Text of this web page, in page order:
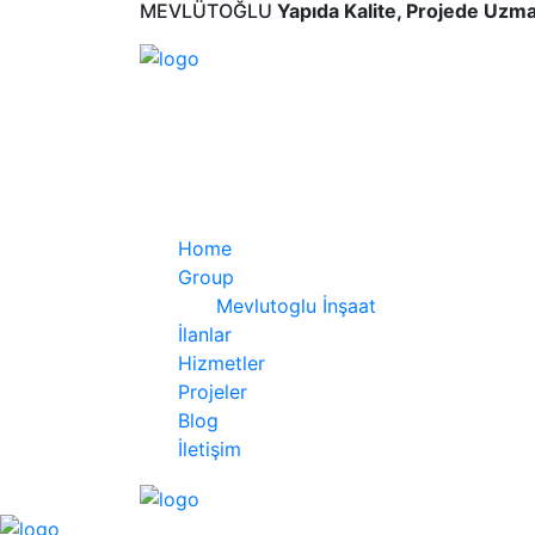
MEVLÜTOĞLU Yapıda Kalite, Projede
Home
Group
Mevlutoglu İnşaat
İlanlar
Hizmetler
Projeler
Blog
İletişim